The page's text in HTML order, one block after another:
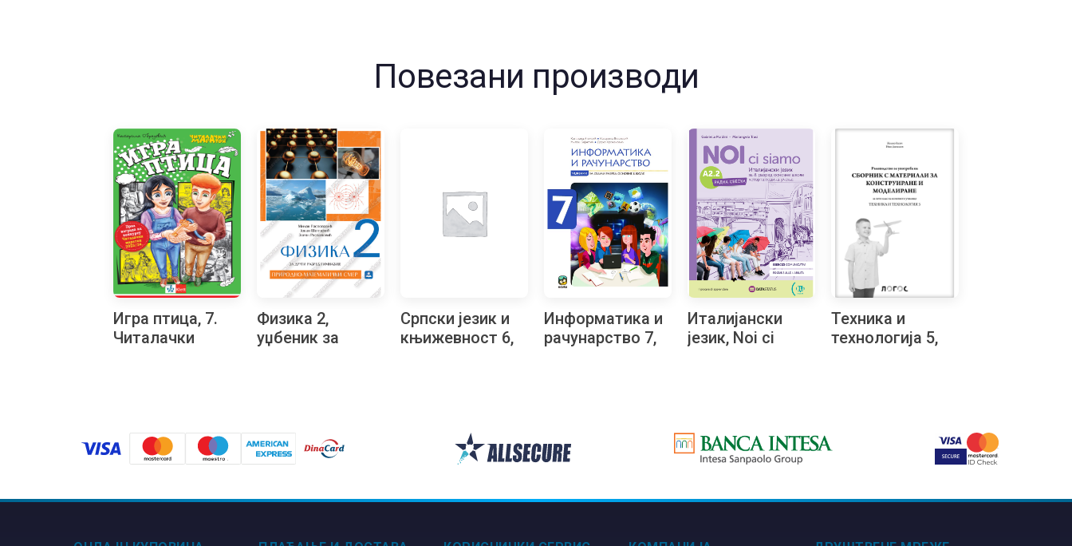
Повезани производи
Игра птица, 7.
Читалачки
Физика 2,
уџбеник за
смер
Српски језик и
књижевност 6,
Информатика и
рачунарство 7,
Италијански
језик, Noi ci
Техника и
технологија 5,
бугарском